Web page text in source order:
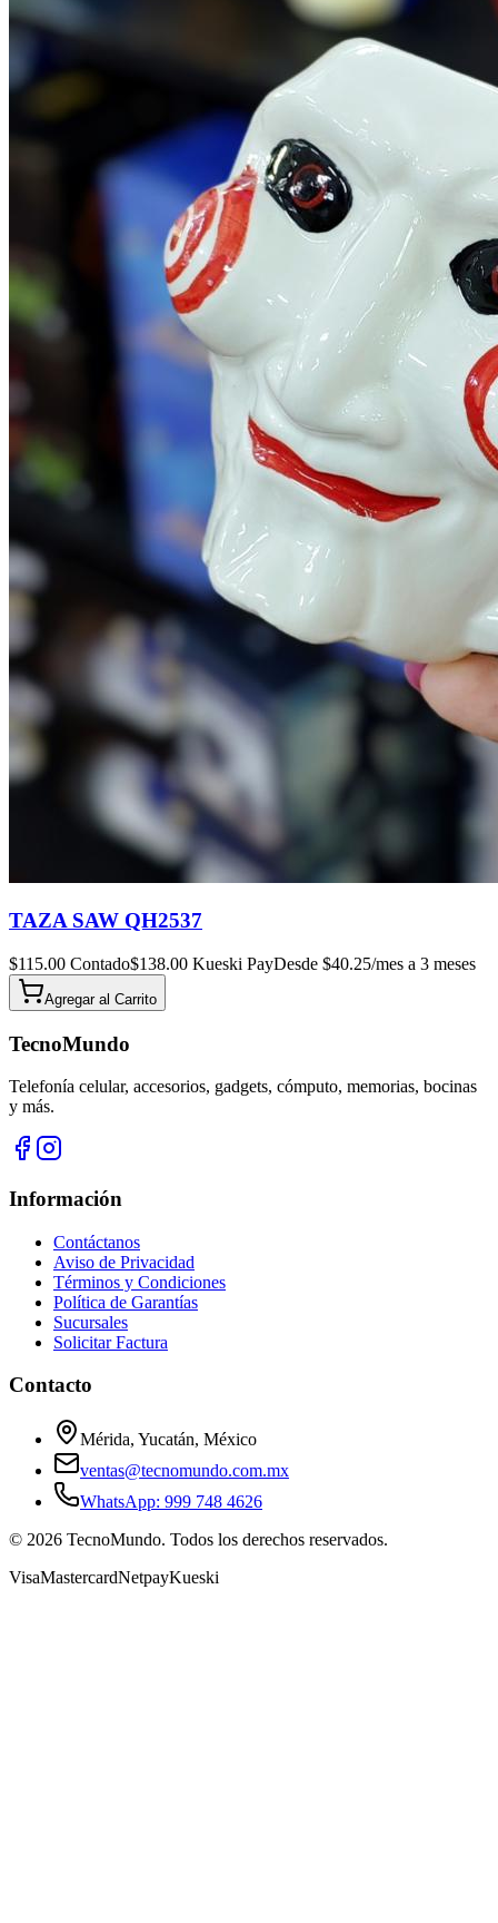
TAZA SAW QH2537
$115.00 Contado$138.00 Kueski PayDesde $40.25/mes a 3 meses
Agregar al Carrito
TecnoMundo
Telefonía celular, accesorios, gadgets, cómputo, memorias, bocinas
y más.
Información
Contáctanos
Aviso de Privacidad
Términos y Condiciones
Política de Garantías
Sucursales
Solicitar Factura
Contacto
Mérida, Yucatán, México
ventas@tecnomundo.com.mx
WhatsApp: 999 748 4626
© 2026 TecnoMundo. Todos los derechos reservados.
VisaMastercardNetpayKueski